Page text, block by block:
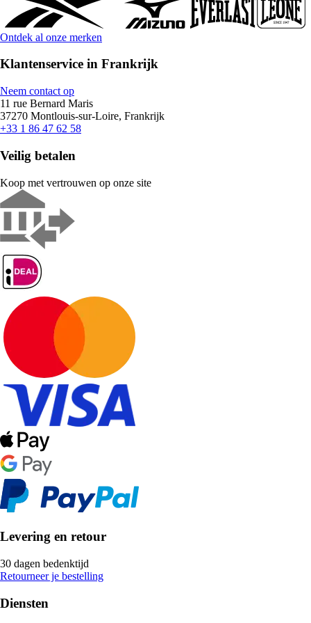
Ontdek al onze merken
Klantenservice in Frankrijk
Neem contact op
11 rue Bernard Maris
37270 Montlouis-sur-Loire, Frankrijk
+33 1 86 47 62 58
Veilig betalen
Koop met vertrouwen op onze site
Levering en retour
30 dagen bedenktijd
Retourneer je bestelling
Diensten